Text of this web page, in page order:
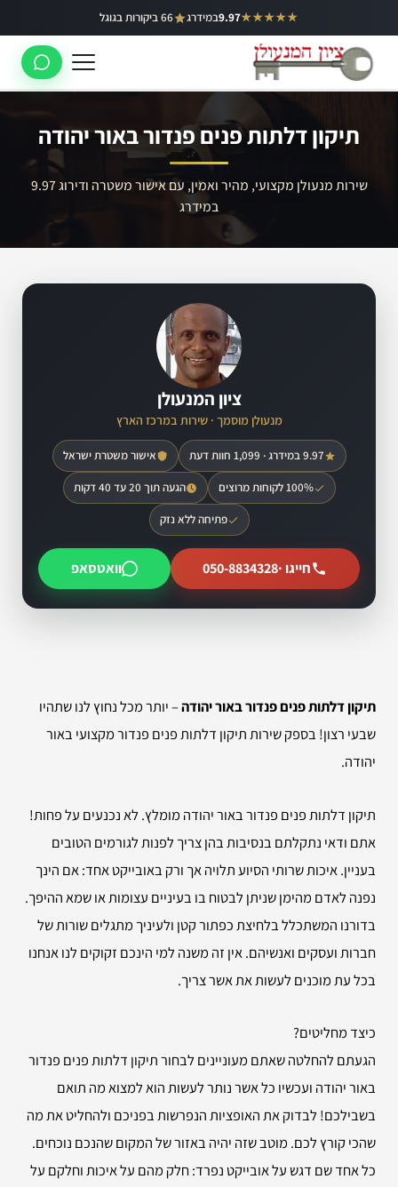
לתוכן
★★★★★
9.97במידרג 66 ביקורות בגוגל באר יעקב
ראשון לציון
לוד
רמלה
תיקון דלתות פנים פנדור באור יהודה
שירות מנעולן מקצועי, מהיר ואמין, עם אישור משטרה ודירוג 9.97
במידרג
ציון המנעולן
מנעולן מוסמך · שירות במרכז הארץ
9.97 במידרג · 1,099 חוות דעת אישור משטרת ישראל
100% לקוחות מרוצים הגעה תוך 20 עד 40 דקות
פתיחה ללא נזק
חייגו ·050-8834328 וואטסאפ
תיקון דלתות פנים פנדור באור יהודה– יותר מכל נחוץ לנו שתהיו
שבעי רצון! בספק שירות תיקון דלתות פנים פנדור מקצועי באור
יהודה.
תיקון דלתות פנים פנדור באור יהודה מומלץ. לא נכנעים על פחות!
אתם ודאי נתקלתם בנסיבות בהן צריך לפנות לגורמים הטובים
בעניין. איכות שרותי הסיוע תלויה אך ורק באובייקט אחד: אם הינך
נפנה לאדם מהימן שניתן לבטוח בו בעיניים עצומות או שמא ההיפך.
בדורנו המשתכלל בלחיצת כפתור קטן ולעיניך מתגלים שורות של
חברות ועסקים ואנשיהם. אין זה משנה למי הינכם זקוקים לנו אנחנו
בכל עת מוכנים לעשות את אשר צריך.
כיצד מחליטים?
הגעתם להחלטה שאתם מעוניינים לבחור תיקון דלתות פנים פנדור
באור יהודה ועכשיו כל אשר נותר לעשות הוא למצוא מה תואם
בשבילכם! לבדוק את האופציות הנפרשות בפניכם ולהחליט את מה
שהכי קורץ לכם. מוטב שזה יהיה באזור של המקום שהנכם נוכחים.
כל אחד שם דגש על אובייקט נפרד: חלק מהם על איכות וחלקם על